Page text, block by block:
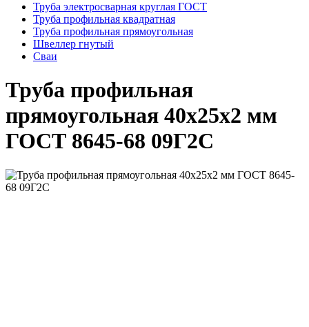
Труба электросварная круглая ГОСТ
Труба профильная квадратная
Труба профильная прямоугольная
Швеллер гнутый
Сваи
Труба профильная
прямоугольная 40x25x2 мм
ГОСТ 8645-68 09Г2С